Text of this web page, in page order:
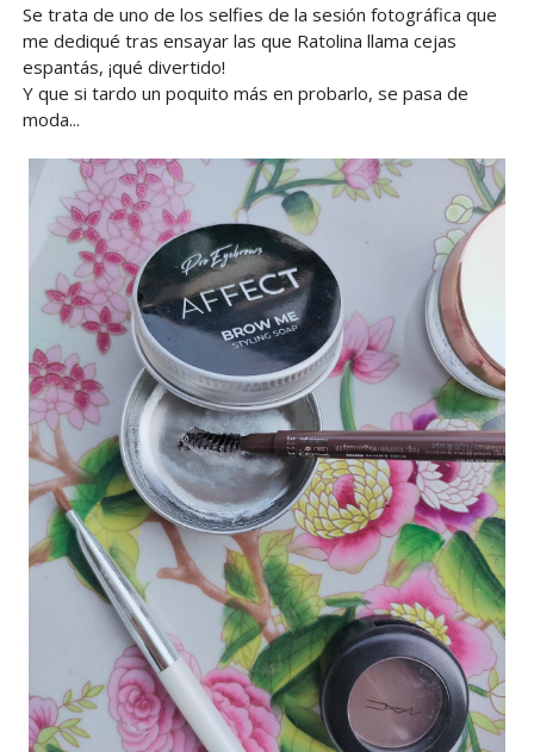
Se trata de uno de los selfies de la sesión fotográfica que
me dediqué tras ensayar las que Ratolina llama cejas
espantás, ¡qué divertido!
Y que si tardo un poquito más en probarlo, se pasa de
moda...